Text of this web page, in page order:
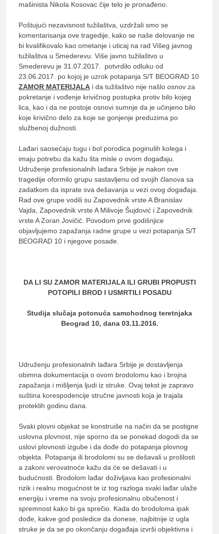
mašinista Nikola Kosovac čije telo je pronađeno.
Poštujući nezavisnost tužilaštva, uzdržali smo se
komentarisanja ove tragedije, kako se naše delovanje ne
bi kvalifikovalo kao ometanje i uticaj na rad Višeg javnog
tužilaštva u Smederevu. Više javno tužilaštvo u
Smederevu je 31.07.2017. potvrdilo odluku od
23.06.2017. po kojoj je uzrok potapanja S/T BEOGRAD 10
ZAMOR MATERIJALA i da tužilaštvo nije našlo osnov za
pokretanje i vođenje krivičnog postupka protiv bilo kojeg
lica, kao i da ne postoje osnovi sumnje da je učinjeno bilo
koje krivično delo za koje se gonjenje preduzima po
službenoj dužnosti.
Lađari saosećaju tugu i bol porodica poginulih kolega i
imaju potrebu da kažu šta misle o ovom događaju.
Udruženje profesionalnih lađara Srbije je nakon ove
tragedije oformilo grupu sastavljenu od svojih članova sa
zadatkom da isprate sva dešavanja u vezi ovog događaja.
Rad ove grupe vodili su Zapovednik vrste A Branislav
Vajda, Zapovednik vrste A Milivoje Šujdović i Zapovednik
vrste A Zoran Jovičić. Povodom prve godišnjice
objavljujemo zapažanja radne grupe u vezi potapanja S/T
BEOGRAD 10 i njegove posade.
DA LI SU ZAMOR MATERIJALA ILI GRUBI PROPUSTI
POTOPILI BROD I USMRTILI POSADU
Studija slučaja potonuća samohodnog teretnjaka
Beograd 10, dana 03.11.2016.
Udruženju profesionalnih lađara Srbije je dostavljenja
obimna dokumentacija o ovom brodolomu kao i brojna
zapažanja i mišljenja ljudi iz struke. Ovaj tekst je zapravo
suština korespodencije stručne javnosti koja je trajala
proteklih godinu dana.
Svaki plovni objekat se konstruiše na način da se postigne
uslovna plovnost, nije sporno da se ponekad dogodi da se
uslovi plovnosti izgube i da dođe do potapanja plovnog
objekta. Potapanja ili brodolomi su se dešavali u prošlosti
a zakoni verovatnoće kažu da će se dešavati i u
budućnosti. Brodolom lađar doživljava kao profesionalni
rizik i realnu mogućnost te iz tog razloga svaki lađar ulaže
energiju i vreme na svoju profesionalnu obučenost i
spremnost kako bi ga sprečio. Kada do brodoloma ipak
dođe, kakve god posledice da donese, najbitnije iz ugla
struke je da se po okončanju događaja izvrši objektivna i